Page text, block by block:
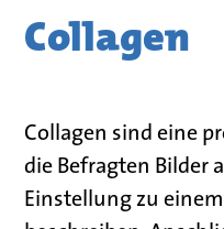
Collagen
Collagen sind eine
die Befragten Bilder
Einstellung zu